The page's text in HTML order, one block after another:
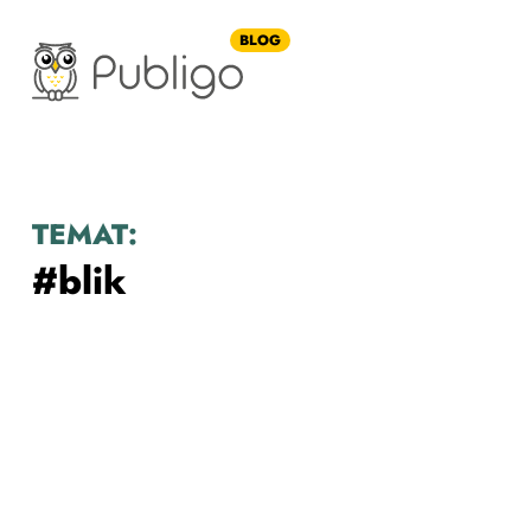
BLOG
TEMAT:
#blik